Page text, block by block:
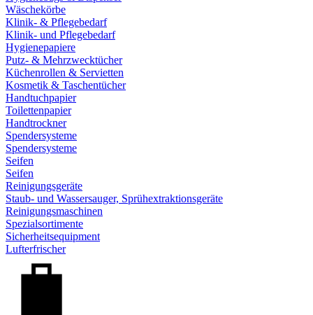
Wäschekörbe
Klinik- & Pflegebedarf
Klinik- und Pflegebedarf
Hygienepapiere
Putz- & Mehrzwecktücher
Küchenrollen & Servietten
Kosmetik & Taschentücher
Handtuchpapier
Toilettenpapier
Handtrockner
Spendersysteme
Spendersysteme
Seifen
Seifen
Reinigungsgeräte
Staub- und Wassersauger, Sprühextraktionsgeräte
Reinigungsmaschinen
Spezialsortimente
Sicherheitsequipment
Lufterfrischer